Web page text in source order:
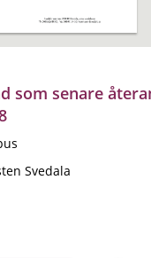
som senare
Svedala